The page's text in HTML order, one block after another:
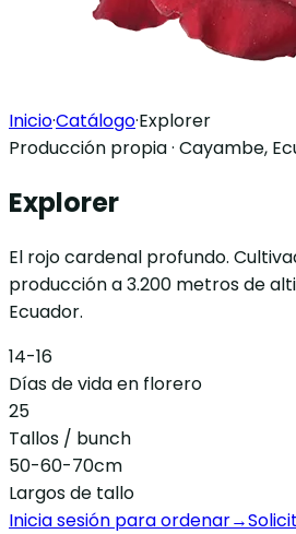
Inicio·Catálogo·Explorer
Producción propia · Cayambe,
Explorer
El rojo cardenal profundo.
producción a 3.200 metros de
Ecuador.
14-16
Días de vida en florero
25
Tallos / bunch
50-60-70cm
Largos de tallo
Inicia sesión para ordenar→